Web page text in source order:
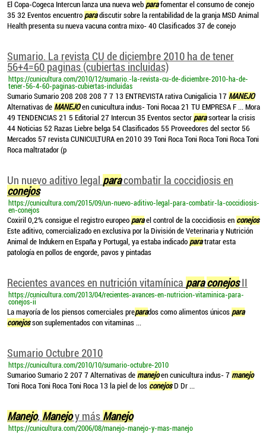
El Copa-Cogeca Intercun lanza una nueva web parafomentar el consumo de conejo
35 32 Eventos encuentro paradiscutir sobre la rentabilidad de la granja MSD Animal
Health presenta su nueva vacuna contra mixo- 40 Clasificados 37 de conejo
Sumario. La revista CU de diciembre 2010 ha de tener
56+4=60 paginas (cubiertas incluidas)
https://cunicultura.com/2010/12/sumario.-la-revista-cu-de-diciembre-2010-ha-de-
tener-56-4-60-paginas-cubiertas-incluidas
Sumario Sumario 208 208 208 7 7 13 ENTREVISTA rativa Cunigalicia 17 MANEJO
Alternativas de MANEJOen cunicultura indus- Toni Rocaa 21 TU EMPRESA F ... Mora
49 TENDENCIAS 21 5 Editorial 27 Intercun 35 Eventos sector parasortear la crisis
44 Noticias 52 Razas Liebre belga 54 Clasificados 55 Proveedores del sector 56
Mercados 57 revista CUNICULTURA en 2010 39 Toni Roca Toni Roca Toni Roca Toni
Roca maltratador (p
Un nuevo aditivo legal paracombatir la coccidiosis en
conejos
https://cunicultura.com/2015/09/un-nuevo-aditivo-legal-para-combatir-la-coccidiosis-
en-conejos
Coxiril 0,2% consigue el registro europeo parael control de la coccidiosis en conejos
Este aditivo, comercializado en exclusiva por la División de Veterinaria y Nutrición
Animal de Indukern en España y Portugal, ya estaba indicado paratratar esta
patología en pollos de engorde, pavos y pintadas
Recientes avances en nutrición vitamínica para conejosII
https://cunicultura.com/2013/04/recientes-avances-en-nutricion-vitaminica-para-
conejos-ii
La mayoría de los piensos comerciales preparados como alimentos únicos para
conejosson suplementados con vitaminas ...
Sumario Octubre 2010
https://cunicultura.com/2010/10/sumario-octubre-2010
Sumarioo Sumario 2 207 7 Alternativas de manejoen cunicultura indus- 7 manejo
Toni Roca Toni Roca Toni Roca 13 la piel de los conejosD Dr ...
Manejo, Manejoy más Manejo
https://cunicultura.com/2006/08/manejo-manejo-y-mas-manejo